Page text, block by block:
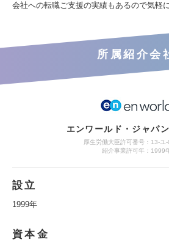
会社への転職ご支援の実績もあるので気軽
所属紹介会
エンワールド・ジャパ
厚生労働大臣許可番号：13-ユ
紹介事業許可年：1999
設立
1999年
資本金